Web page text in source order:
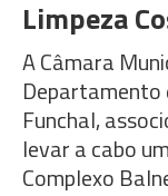
Limpeza
A Câmara
Departamento
Funchal,
levar a cabo
Complexo